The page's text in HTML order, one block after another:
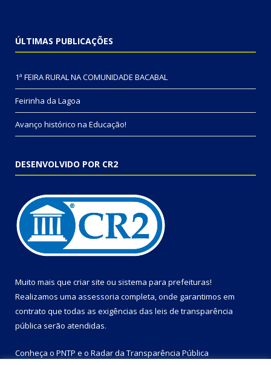
ÚLTIMAS PUBLICAÇÕES
1ª FEIRA RURAL NA COMUNIDADE BACABAL
Feirinha da Lagoa
Avanço histórico na Educação!
DESENVOLVIDO POR CR2
Muito mais que criar site ou sistema para prefeituras!
Realizamos uma assessoria completa, onde garantimos em
contrato que todas as exigências das leis de transparência
pública serão atendidas.
Conheça o PNTP e o Radar da Transparência Pública